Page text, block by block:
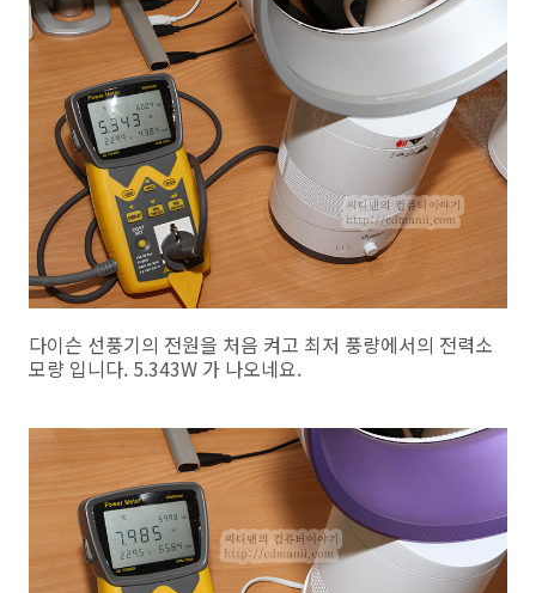
다이슨 선풍기의 전원을 처음 켜고 최저 풍량에서의 전력소
모량 입니다. 5.343W 가 나오네요.